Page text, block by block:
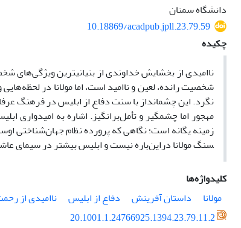
دانشگاه سمنان
10.18869/acadpub.jpll.23.79.59
چکیده
ناامیدی از بخشایش خداوندی از بنیانیترین
شخصیت رانده، لعین و ناامید است، اما مولانا در
نگرد. این چشم­انداز با سنت دفاع از ابلیس در فرهنگ
مهجور اما چشمگیر و تأمل‌­برانگیز. اشاره به امیدواری
زمینه یگانه است؛ نگاهی که پرورده نظام جهان­‌شناختی
سنگ مولانا دراین‌باره نیست و ابلیس بیشتر در سیمای
کلیدواژه‌ها
مولانا
داستان آفرینش دفاع از ابلیس ناامیدی از
20.1001.1.24766925.1394.23.79.11.2